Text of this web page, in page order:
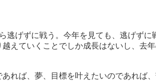
げずに戦う。今年を見ても、逃げず
えていくことでしか成長はないし、去
れば、夢、目標を叶えたいのであれば